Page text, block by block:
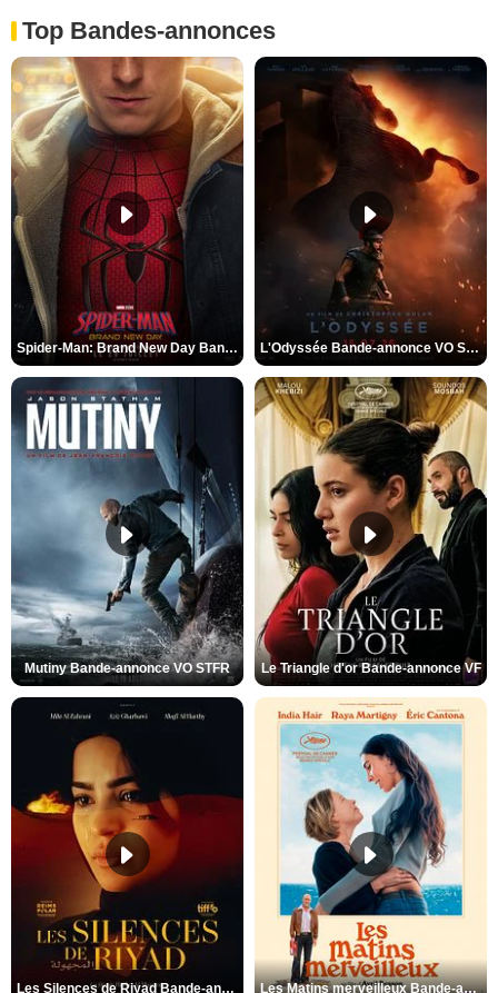
Top Bandes-annonces
Spider-Man: Brand New Day Bande-annonce VO STFR L'Odyssée Bande-annonce VO STFR
Mutiny Bande-annonce VO STFR Le Triangle d'or Bande-annonce VF
Les Silences de Riyad Bande-annonce VO STFR Les Matins merveilleux Bande-annonce VF